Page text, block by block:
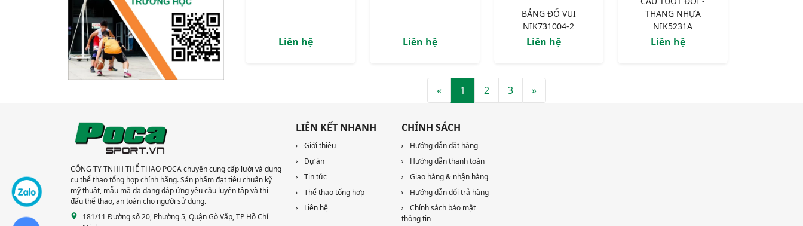
Liên hệ Liên hệ
BẢNG ĐỐ VUI
NIK731004-2
Liên hệ
THANG NHỰA
NIK5231A
Liên hệ
« 1 2 3 »
CÔNG TY TNHH THỂ THAO POCA chuyên cung cấp lưới và dụng
cụ thể thao tổng hợp chính hãng. Sản phẩm đạt tiêu chuẩn kỹ
mỹ thuật, mẫu mã đa dạng đáp ứng yêu cầu luyện tập và thi
đấu thể thao, an toàn cho người sử dụng.
181/11 Đường số 20, Phường 5, Quận Gò Vấp, TP Hồ Chí
LIÊN KẾT NHANH
Giới thiệu
Dự án
Tin tức
Thể thao tổng hợp
Liên hệ
CHÍNH SÁCH
Hướng dẫn đặt hàng
Hướng dẫn thanh toán
Giao hàng & nhận hàng
Hướng dẫn đổi trả hàng
Chính sách bảo mật
thông tin